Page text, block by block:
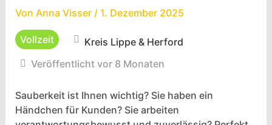
Von Anna Visser / 1. Dezember 2025
Vollzeit
Kreis Lippe & Herford
Veröffentlicht vor 8 Monaten
Sauberkeit ist Ihnen wichtig? Sie haben ein
Händchen für Kunden? Sie arbeiten